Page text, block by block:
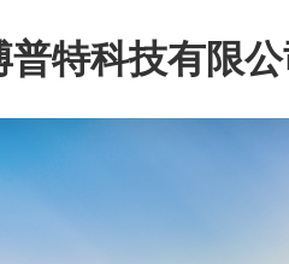
普特科技有限